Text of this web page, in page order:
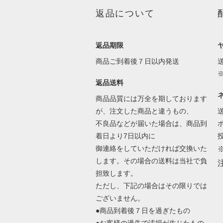
返品について
返品期限
商品ご到着後７日以内発送
返品送料
商品品質には万全を期しております
が、注文した商品と違うもの、
不良品などが届いた場合は、商品到
着日より7日以内に
御連絡をしていただければ交換いた
します。その場合の送料は当社で負
担致します。
ただし、下記の場合はその限りでは
ございません。
●商品到着後７日を過ぎたもの